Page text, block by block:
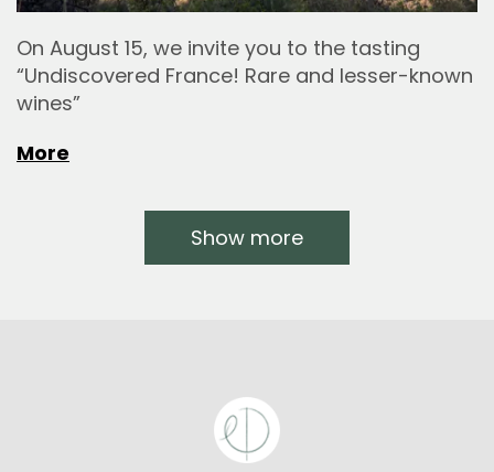
On August 15, we invite you to the tasting
“Undiscovered France! Rare and lesser-known
wines”
More
Show more